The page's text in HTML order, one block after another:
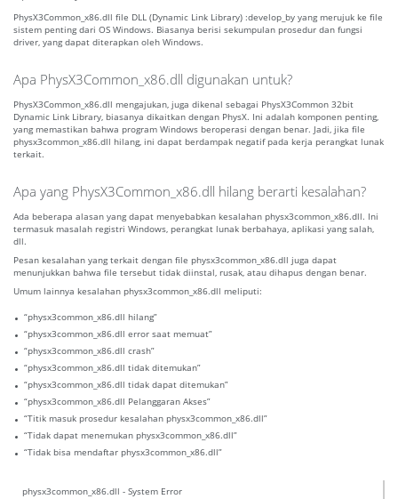
PhysX3Common_x86.dll file DLL (Dynamic Link Library) :develop_by yang merujuk ke file
sistem penting dari OS Windows. Biasanya berisi sekumpulan prosedur dan fungsi
driver, yang dapat diterapkan oleh Windows.
Apa PhysX3Common_x86.dll digunakan untuk?
PhysX3Common_x86.dll mengajukan, juga dikenal sebagai PhysX3Common 32bit
Dynamic Link Library, biasanya dikaitkan dengan PhysX. Ini adalah komponen penting,
yang memastikan bahwa program Windows beroperasi dengan benar. Jadi, jika file
physx3common_x86.dll hilang, ini dapat berdampak negatif pada kerja perangkat lunak
terkait.
Apa yang PhysX3Common_x86.dll hilang berarti kesalahan?
Ada beberapa alasan yang dapat menyebabkan kesalahan physx3common_x86.dll. Ini
termasuk masalah registri Windows, perangkat lunak berbahaya, aplikasi yang salah,
dll.
Pesan kesalahan yang terkait dengan file physx3common_x86.dll juga dapat
menunjukkan bahwa file tersebut tidak diinstal, rusak, atau dihapus dengan benar.
Umum lainnya kesalahan physx3common_x86.dll meliputi:
“physx3common_x86.dll hilang”
“physx3common_x86.dll error saat memuat”
“physx3common_x86.dll crash”
“physx3common_x86.dll tidak ditemukan”
“physx3common_x86.dll tidak dapat ditemukan”
“physx3common_x86.dll Pelanggaran Akses”
“Titik masuk prosedur kesalahan physx3common_x86.dll”
“Tidak dapat menemukan physx3common_x86.dll”
“Tidak bisa mendaftar physx3common_x86.dll”
physx3common_x86.dll - System Error